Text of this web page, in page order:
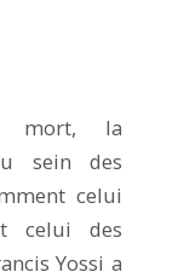
mort, la
sein des
celui
celui des
Yossi a